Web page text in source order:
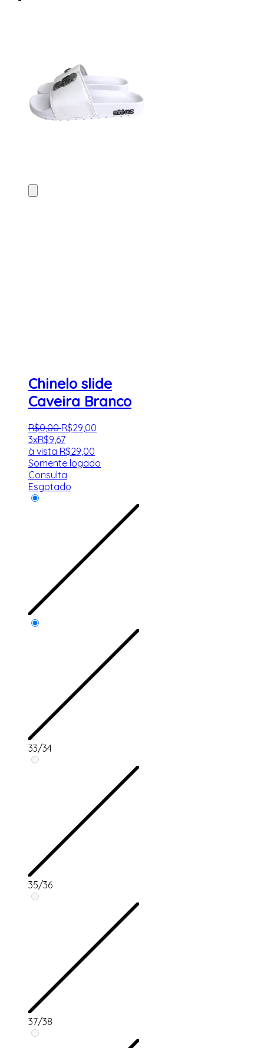
Chinelo slide
Caveira Branco
R$0,00 R$29 00
3xR$9,67
à vista R$29,00
Somente logado
Consulta
Esgotado
33/34
35/36
37/38